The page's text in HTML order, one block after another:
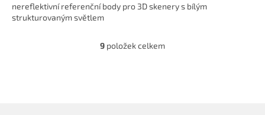
nereflektivní referenční body pro 3D skenery s bílým
strukturovaným světlem
O
9 položek celkem